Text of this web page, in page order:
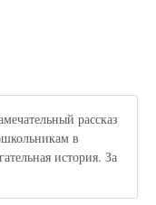
рассказ
в
история. За